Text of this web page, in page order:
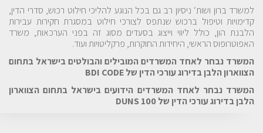
למשרד ברון ושות‘ ניסיון רב גם בכל הנוגע להליכי חילוט רכוש, סדרי הדין,
קדימויות וטיפול ברכוש שנתפס לצורכי חילוט במסגרת חקירות עבירות
הלבנת הון, כולל ליווי וייצוג בסעדים מסוג זה בפני הערכאות, משרד
האפוטרופוס הראשי, היחידות החוקרות, פרקליטויות ועוד.
המשרד נבחר לאחד המשרדים המובילים והבולטים בישראל בתחום
הצווארון הלבן בדירוג עורכי הדין של BDI CODE
המשרד נבחר לאחד המשרדים הידועים בישראל בתחום הצווארון
הלבן בדירוג עורכי הדין של 100 DUNS